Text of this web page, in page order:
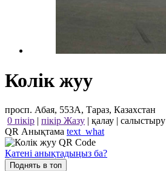
Колiк жуу
просп. Абая, 553А, Тараз, Казахстан
0 пікір | пікір Жазу | қалау | салыстыру
QR Анықтама text_what
Қатені анықтадыңыз ба?
Поднять в топ